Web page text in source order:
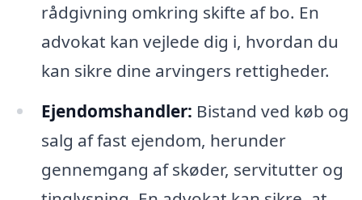
rådgivning omkring skifte af bo. En
advokat kan vejlede dig i, hvordan du
kan sikre dine arvingers rettigheder.
Ejendomshandler: Bistand ved køb og
salg af fast ejendom, herunder
gennemgang af skøder, servitutter og